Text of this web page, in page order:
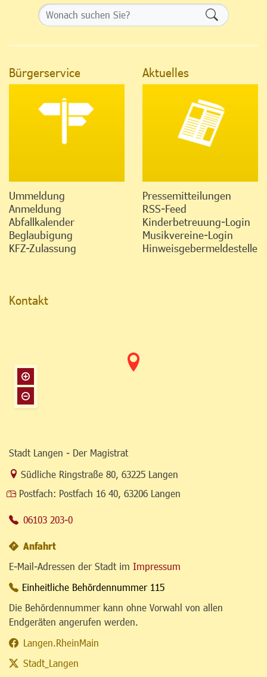
Bürgerservice
Ummeldung
Anmeldung
Abfallkalender
Beglaubigung
KFZ-Zulassung
Aktuelles
Pressemitteilungen
RSS-Feed
Kinderbetreuung-Login
Musikvereine-Login
Hinweisgebermeldestelle
Kontakt
Stadt Langen - Der Magistrat
Link zur Google-Maps Navigation
Südliche Ringstraße 80, 63225 Langen
Postfach: Postfach 16 40, 63206 Langen
06103 203-0
Anfahrt
E-Mail-Adressen der Stadt im Impressum
Einheitliche Behördennummer 115
Die Behördennummer kann ohne Vorwahl von allen
Endgeräten angerufen werden.
Langen.RheinMain
Stadt_Langen